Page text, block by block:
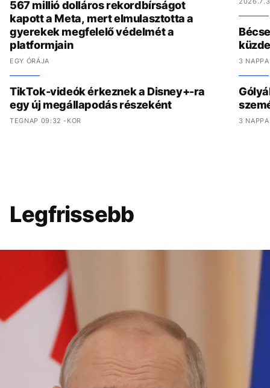
567 millió dolláros rekordbírságot
kapott a Meta, mert elmulasztotta a
gyerekek megfelelő védelmét a
platformjain
EGY ÓRÁJA
TikTok-videók érkeznek a Disney+-ra
egy új megállapodás részeként
TEGNAP 09:32 -KOR
3
3
Legfrissebb